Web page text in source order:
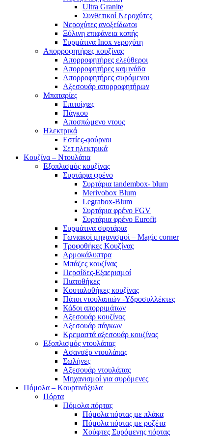
Ultra Granite
Συνθετικοί Νεροχύτες
Νεροχύτες ανοξείδωτοι
Ξύλινη επιφάνεια κοπής
Συρμάτινα Inox νεροχύτη
Απορροφητήρες κουζίνας
Απορροφητήρες ελεύθεροι
Απορροφητήρες καμινάδα
Απορροφητήρες συρόμενοι
Αξεσουάρ απορροφητήρων
Μπαταρίες
Επιτοίχιες
Πάγκου
Αποσπώμενο ντους
Ηλεκτρικά
Εστίες-φούρνοι
Σετ ηλεκτρικά
Κουζίνα – Ντουλάπα
Εξοπλισμός κουζίνας
Συρτάρια φρένο
Συρτάρια tandembox- blum
Merivobox Blum
Legrabox-Blum
Συρτάρια φρένο FGV
Συρτάρια φρένο Eurofit
Συρμάτινα συρτάρια
Γωνιακοί μηχανισμοί – Magic corner
Τροφοθήκες Κουζίνας
Αρμοκάλυπτρα
Μπάζες κουζίνας
Περσίδες-Εξαερισμοί
Πιατοθήκες
Κουταλοθήκες κουζίνας
Πάτοι ντουλαπιών -Υδροσυλλέκτες
Κάδοι απορριμάτων
Αξεσουάρ κουζίνας
Αξεσουάρ πάγκων
Κρεμαστά αξεσουάρ κουζίνας
Εξοπλισμός ντουλάπας
Ασανσέρ ντουλάπας
Σωλήνες
Αξεσουάρ ντουλάπας
Μηχανισμοί για συρόμενες
Πόμολα – Κουρτινόξυλα
Πόρτα
Πόμολα πόρτας
Πόμολα πόρτας με πλάκα
Πόμολα πόρτας με ροζέτα
Χούφτες Συρόμενης πόρτας